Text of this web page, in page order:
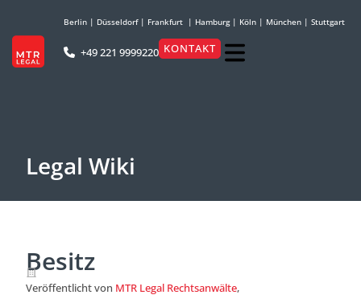
Berlin | Düsseldorf| Frankfurt | Hamburg| Köln | München | Stuttgart
+49 221 9999220 KONTAKT
Legal Wiki
Besitz
Veröffentlicht von MTR Legal Rechtsanwälte,